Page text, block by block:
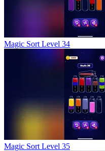
Magic Sort Level 34
Magic Sort Level 35